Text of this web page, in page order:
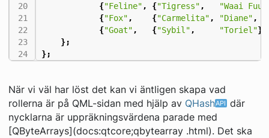
{"Feline" , {"Tigress" , "Waai Fuu"
{"Fox" , {"Carmelita" , "Diane" ,
{"Goat" , {"Sybil" , "Toriel"}}
};
};
När vi väl har löst det kan vi äntligen skapa vad
rollerna är på QML-sidan med hjälp av QHash
där
nycklarna är uppräkningsvärdena parade med
[QByteArrays](docs:qtcore;qbytearray .html). Det ska